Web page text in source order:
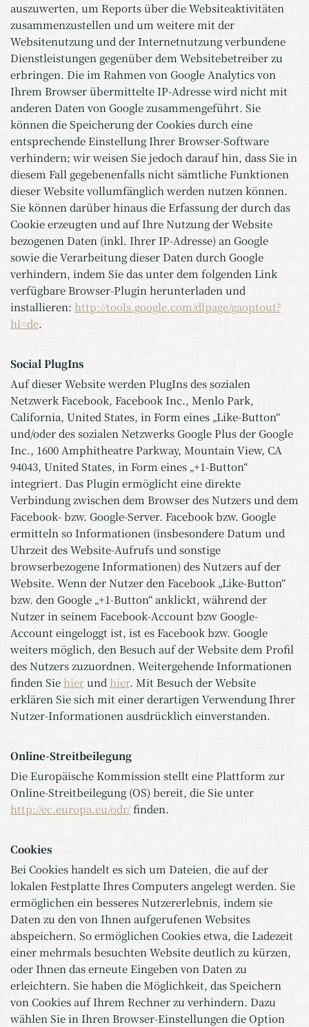
auszuwerten, um Reports über die Websiteaktivitäten
zusammenzustellen und um weitere mit der
Websitenutzung und der Internetnutzung verbundene
Dienstleistungen gegenüber dem Websitebetreiber zu
erbringen. Die im Rahmen von Google Analytics von
Ihrem Browser übermittelte IP-Adresse wird nicht mit
anderen Daten von Google zusammengeführt. Sie
können die Speicherung der Cookies durch eine
entsprechende Einstellung Ihrer Browser-Software
verhindern; wir weisen Sie jedoch darauf hin, dass Sie in
diesem Fall gegebenenfalls nicht sämtliche Funktionen
dieser Website vollumfänglich werden nutzen können.
Sie können darüber hinaus die Erfassung der durch das
Cookie erzeugten und auf Ihre Nutzung der Website
bezogenen Daten (inkl. Ihrer IP-Adresse) an Google
sowie die Verarbeitung dieser Daten durch Google
verhindern, indem Sie das unter dem folgenden Link
verfügbare Browser-Plugin herunterladen und
installieren: http://tools.google.com/dlpage/gaoptout?
hl=de.
Social PlugIns
Auf dieser Website werden PlugIns des sozialen
Netzwerk Facebook, Facebook Inc., Menlo Park,
California, United States, in Form eines „Like-Button“
und/oder des sozialen Netzwerks Google Plus der Google
Inc., 1600 Amphitheatre Parkway, Mountain View, CA
94043, United States, in Form eines „+1-Button“
integriert. Das Plugin ermöglicht eine direkte
Verbindung zwischen dem Browser des Nutzers und dem
Facebook- bzw. Google-Server. Facebook bzw. Google
ermitteln so Informationen (insbesondere Datum und
Uhrzeit des Website-Aufrufs und sonstige
browserbezogene Informationen) des Nutzers auf der
Website. Wenn der Nutzer den Facebook „Like-Button“
bzw. den Google „+1-Button“ anklickt, während der
Nutzer in seinem Facebook-Account bzw Google-
Account eingeloggt ist, ist es Facebook bzw. Google
weiters möglich, den Besuch auf der Website dem Profil
des Nutzers zuzuordnen. Weitergehende Informationen
finden Siehierund hier. Mit Besuch der Website
erklären Sie sich mit einer derartigen Verwendung Ihrer
Nutzer-Informationen ausdrücklich einverstanden.
Online-Streitbeilegung
Die Europäische Kommission stellt eine Plattform zur
Online-Streitbeilegung (OS) bereit, die Sie unter
http://ec.europa.eu/odr/finden.
Cookies
Bei Cookies handelt es sich um Dateien, die auf der
lokalen Festplatte Ihres Computers angelegt werden. Sie
ermöglichen ein besseres Nutzererlebnis, indem sie
Daten zu den von Ihnen aufgerufenen Websites
abspeichern. So ermöglichen Cookies etwa, die Ladezeit
einer mehrmals besuchten Website deutlich zu kürzen,
oder Ihnen das erneute Eingeben von Daten zu
erleichtern. Sie haben die Möglichkeit, das Speichern
von Cookies auf Ihrem Rechner zu verhindern. Dazu
wählen Sie in Ihren Browser-Einstellungen die Option